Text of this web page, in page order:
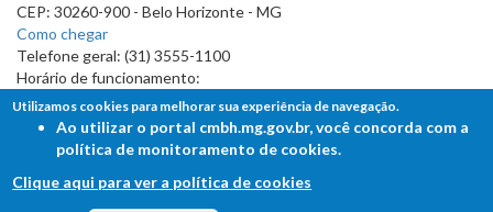
CEP: 30260-900 - Belo Horizonte - MG
Como chegar
Telefone geral: (31) 3555-1100
Horário de funcionamento:
7h às 19h
FALE COM A CÂMARA
Utilizamos cookies para melhorar sua experiência de navegação.
Ao utilizar o portal cmbh.mg.gov.br, você concorda com a
política de monitoramento de cookies.
Clique aqui para ver a política de cookies